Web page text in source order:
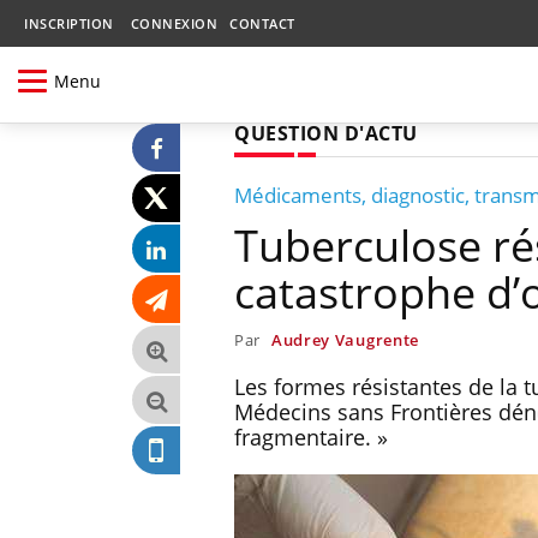
INSCRIPTION CONNEXION CONTACT
Menu
QUESTION D'ACTU
Médicaments, diagnostic,
Tuberculose
catastrophe
Par Audrey Vaugrente
Les formes résistantes de la
Médecins sans Frontières
fragmentaire. »